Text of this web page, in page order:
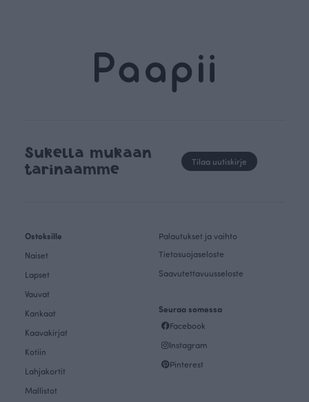
Sukella mukaan
tarinaamme
Tilaa uutiskirje
Ostoksille
Naiset
Lapset
Vauvat
Kankaat
Kaavakirjat
Kotiin
Lahjakortit
Mallistot
Palautukset ja vaihto
Tietosuojaseloste
Saavutettavuusseloste
Seuraa somessa
Facebook
Instagram
Pinterest